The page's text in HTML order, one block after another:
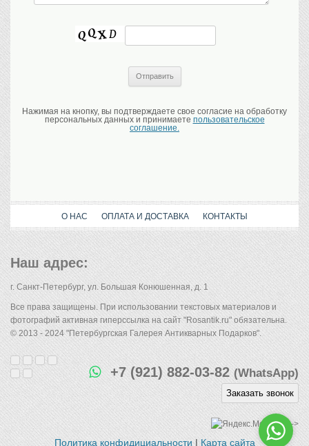
Нажимая на кнопку, вы подтверждаете свое согласие на обработку
персональных данных и принимаете пользовательское
соглашение.
О НАС ОПЛАТА И ДОСТАВКА КОНТАКТЫ
Наш адрес:
г. Санкт-Петербург, ул. Большая Конюшенная, д. 1
Все права защищены. При использовании текстовых материалов и
фотографий активная гиперссылка на сайт "Rosantik.ru" обязательна.
© 2013 - 2024 "Петербургская Галерея Антикварных Подарков".
+7 (921) 882-03-82(WhatsApp)
Заказать звонок
-->
Политика конфидициальности| Карта сайта